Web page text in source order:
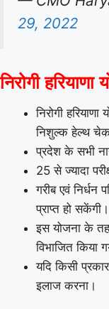
29, 2022
निरोगी
निरोगी
निशुल्क हेल्थ
प्रदेश के सभी
25 से ज्यादा
गरीब एवं निर्धन
प्राप्त हो सकेंगी।
इस योजना के
विभाजित किया
यदि किसी
इलाज करना।